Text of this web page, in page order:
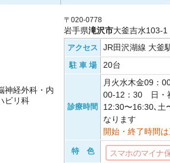
神経外科・内
ビリ科
〒020-0778
岩手県滝沢市大釜吉水103-1
アクセス JR田沢湖線 大釜
駐 車 場 20台
診療時間
月火水木金09：
00-12：30 日・
12:30〜16:30､
なります
開始・終了時間
特 色 スマホのマイナ